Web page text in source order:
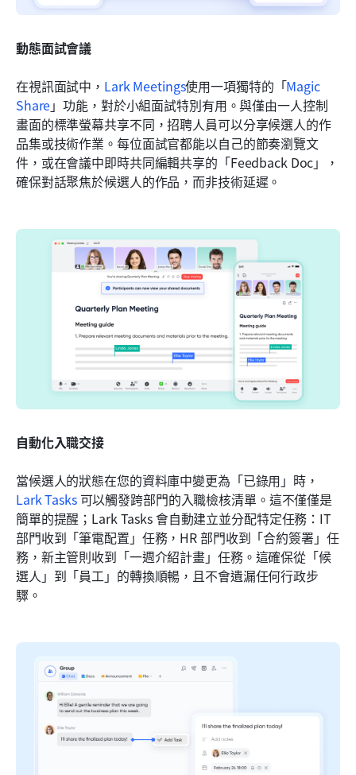
動態面試會議
在視訊面試中， Lark Meetings使用一項獨特的「Magic
Share」功能，對於小組面試特別有用。與僅由一人控制
畫面的標準螢幕共享不同，招聘人員可以分享候選人的作
品集或技術作業。每位面試官都能以自己的節奏瀏覽文
件，或在會議中即時共同編輯共享的「Feedback Doc」，
確保對話聚焦於候選人的作品，而非技術延遲。
自動化入職交接
當候選人的狀態在您的資料庫中變更為「已錄用」時，
Lark Tasks 可以觸發跨部門的入職檢核清單。這不僅僅是
簡單的提醒；Lark Tasks 會自動建立並分配特定任務：IT
部門收到「筆電配置」任務，HR 部門收到「合約簽署」任
務，新主管則收到「一週介紹計畫」任務。這確保從「候
選人」到「員工」的轉換順暢，且不會遺漏任何行政步
驟。